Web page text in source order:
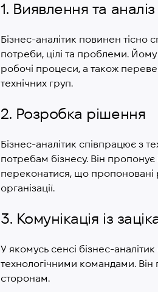
1. Виявлення та
Бізнес-аналітик повинен тісно
потреби, цілі та проблеми.
робочі процеси, а також
технічних груп.
2. Розробка рішення
Бізнес-аналітик співпрацює з
потребам бізнесу. Він пропонує
переконатися, що пропоновані
організації.
3. Комунікація із
У якомусь сенсі бізнес-
технологічними командами. Він
сторонам.